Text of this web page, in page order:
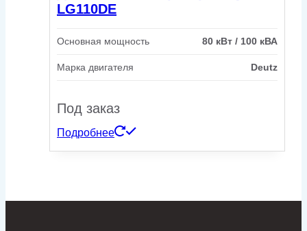
LG110DE
Основная мощность 80 кВт / 100 кВА
Марка двигателя Deutz
Под заказ
Подробнее